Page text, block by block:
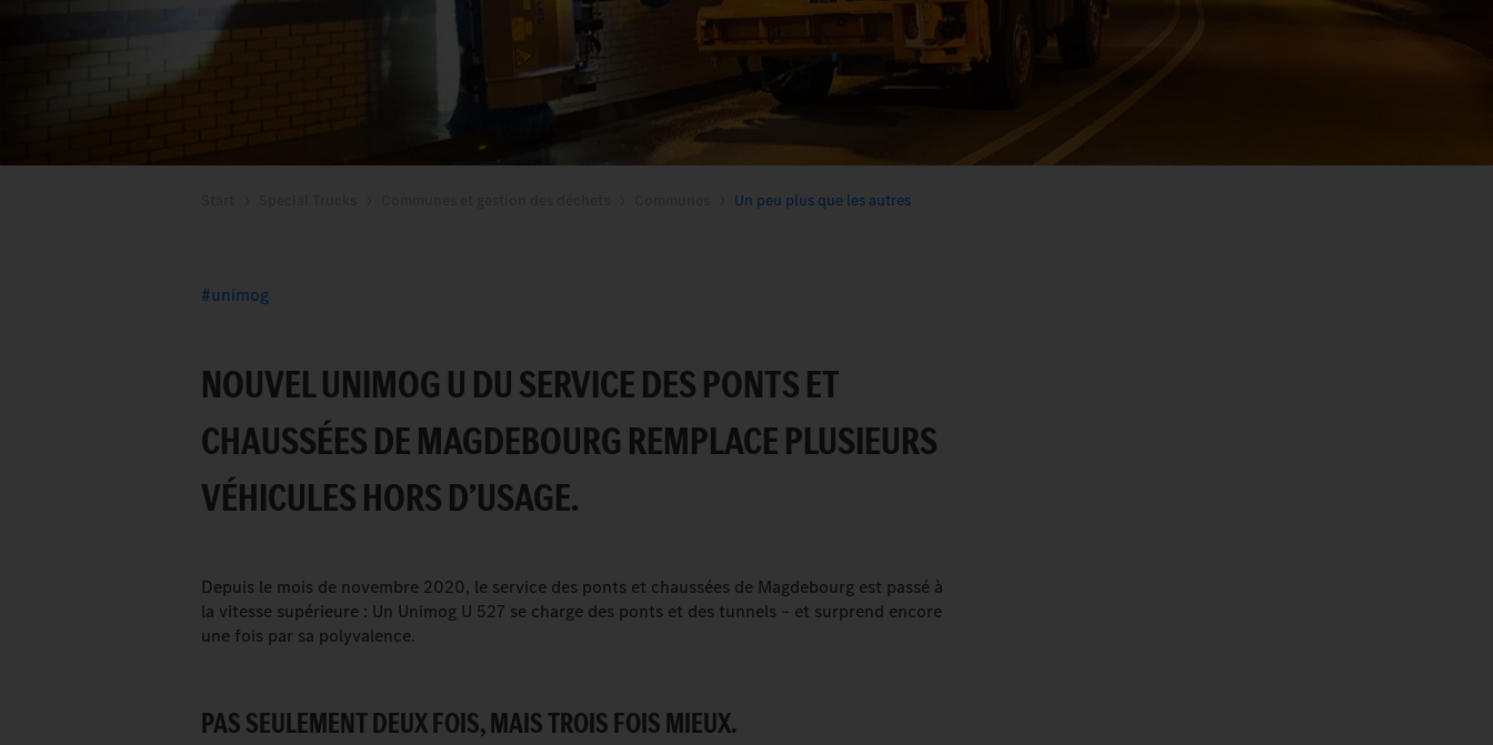
Un peu plus que les autres
unimog
NOUVEL UNIMOG U DU SERVICE DES PONTS ET
CHAUSSÉES DE MAGDEBOURG REMPLACE PLUSIEURS
VÉHICULES HORS D’USAGE.
Depuis le mois de novembre 2020, le service des ponts et chaussées de Magdebourg est passé à
la vitesse supérieure : Un Unimog U 527 se charge des ponts et des tunnels – et surprend encore
une fois par sa polyvalence.
PAS SEULEMENT DEUX FOIS, MAIS TROIS FOIS MIEUX.